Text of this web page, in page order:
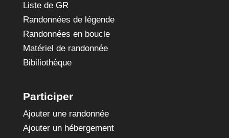
Liste de GR
Randonnées de légende
Randonnées en boucle
Matériel de randonnée
Bibiliothèque
Participer
Ajouter une randonnée
Ajouter un hébergement